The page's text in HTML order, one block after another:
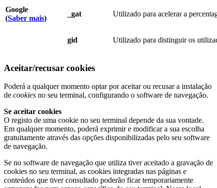
Google
(Saber mais)
_gat Utilizado para acelerar a
gid Utilizado para distinguir os
Aceitar/recusar cookies
Poderá a qualquer momento optar por aceitar ou recusar a instalação
de cookies no seu terminal, configurando o software de navegação.
Se aceitar cookies
O registo de uma cookie no seu terminal depende da sua vontade.
Em qualquer momento, poderá exprimir e modificar a sua escolha
gratuitamente através das opções disponibilizadas pelo seu software
de navegação.
Se no software de navegação que utiliza tiver aceitado a gravação de
cookies no seu terminal, as cookies integradas nas páginas e
conteúdos que tiver consultado poderão ficar temporariamente